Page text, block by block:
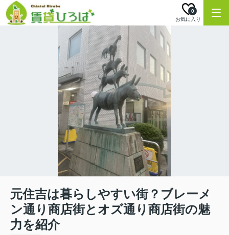
お気に入り
0
元住吉は暮らしやすい街？ブレーメ
ン通り商店街とオズ通り商店街の魅
力を紹介